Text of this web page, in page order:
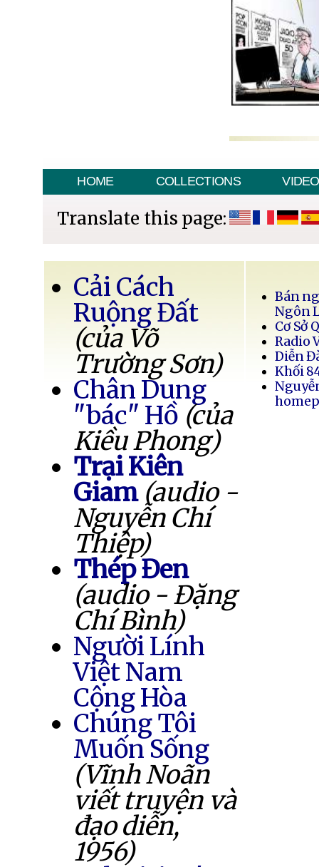
HOME COLLECTIONS VIDEO
Translate this page:
Cải Cách
Ruộng Đất
(của Võ
Trường Sơn)
Chân Dung
"bác" Hồ (của
Kiều Phong)
Trại Kiên
Giam (audio -
Nguyễn Chí
Thiệp)
Thép Đen
(audio - Đặng
Chí Bình)
Người Lính
Việt Nam
Cộng Hòa
Chúng Tôi
Muốn Sống
(Vĩnh Noãn
viết truyện và
đạo diễn,
1956)
Bán
Ngôn
Cơ Sở
Radio
Diễn
Khối